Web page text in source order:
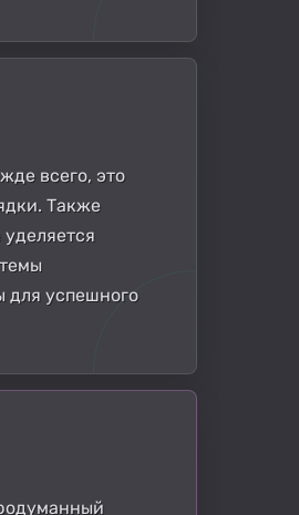
всего, это
Также
для успешного